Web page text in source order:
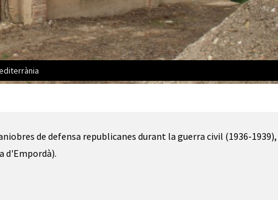
de defensa republicanes durant la guerra civil (1936-1939),
d'Empordà).